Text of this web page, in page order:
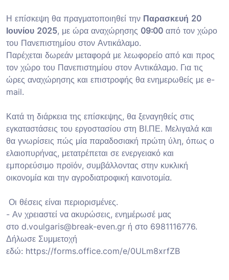
Η επίσκεψη θα πραγματοποιηθεί την Παρασκευή 20
Ιουνίου 2025, με ώρα αναχώρησης 09:00 από τον χώρο
του Πανεπιστημίου στον Αντικάλαμο.
Παρέχεται δωρεάν μεταφορά με λεωφορείο από και προς
τον χώρο του Πανεπιστημίου στον Αντικάλαμο. Για τις
ώρες αναχώρησης και επιστροφής θα ενημερωθείς με e-
mail.
Κατά τη διάρκεια της επίσκεψης, θα ξεναγηθείς στις
εγκαταστάσεις του εργοστασίου στη ΒΙ.ΠΕ. Μελιγαλά και
θα γνωρίσεις πώς μία παραδοσιακή πρώτη ύλη, όπως ο
ελαιοπυρήνας, μετατρέπεται σε ενεργειακό και
εμπορεύσιμο προϊόν, συμβάλλοντας στην κυκλική
οικονομία και την αγροδιατροφική καινοτομία.
Οι θέσεις είναι περιορισμένες.
- Αν χρειαστεί να ακυρώσεις, ενημέρωσέ μας
στο d.voulgaris@break-even.gr ή στο 6981116776.
Δήλωσε Συμμετοχή
εδώ: https://forms.office.com/e/0ULm8xrfZB